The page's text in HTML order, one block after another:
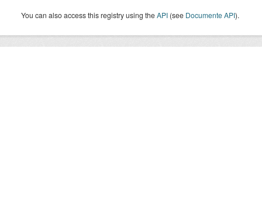
You can also access this registry using theAPI (see Documente API).